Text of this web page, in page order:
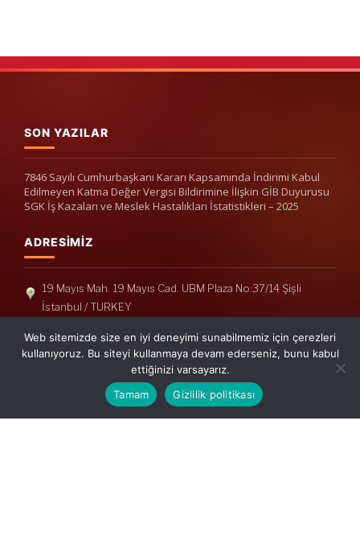
SON YAZILAR
7846 Sayılı Cumhurbaşkanı Kararı Kapsamında İndirimi Kabul
Edilmeyen Katma Değer Vergisi Bildirimine İlişkin GİB Duyurusu
SGK İş Kazaları ve Meslek Hastalıkları İstatistikleri – 2025
ADRESIMIZ
19 Mayıs Mah. 19 Mayıs Cad. UBM Plaza No:37/14 Şişli
İstanbul / TURKEY
Telefon: +90(212) 240 33 39
Telefon: +90(212) 248 19 36
info@erisymm.com
Web sitemizde size en iyi deneyimi sunabilmemiz için çerezleri
kullanıyoruz. Bu siteyi kullanmaya devam ederseniz, bunu kabul
ettiğinizi varsayarız.
Tamam
Gizlilik politikası